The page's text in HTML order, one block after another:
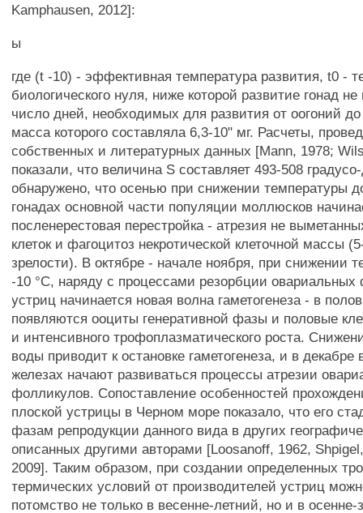
Kamphausen, 2012]:
ы
где (t -10) - эффективная температура развития, t0 -
биологического нуля, ниже которой развитие гонад
число дней, необходимых для развития от оогоний
масса которого составляла 6,3-10" мг. Расчеты,
собственных и литературных данных [Mann, 1978;
показали, что величина S составляет 493-508
обнаружено, что осенью при снижении температуры
гонадах основной части популяции моллюсков
посленерестовая перестройка - атрезия не
клеток и фагоцитоз некротической клеточной массы
зрелости). В октябре - начале ноября, при снижении
-10 °С, наряду с процессами резорбции
устриц начинается новая волна гаметогенеза - в
появляются ооциты генеративной фазы и половые
и интенсивного трофоплазматического роста.
воды приводит к остановке гаметогенеза, и в декабре
железах начают развиваться процессы атрезии
фолликулов. Сопоставление особенностей
плоской устрицы в Черном море показало, что его
фазам репродукции данного вида в других
описанных другими авторами [Loosanoff, 1962,
2009]. Таким образом, при создании определенных
термических условий от производителей устриц
потомство не только в весенне-летний, но и в